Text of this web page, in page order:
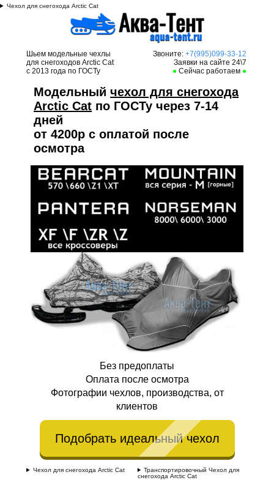
Чехол для снегохода Arctic Cat
Шьем модельные чехлы
для снегоходов Arctic Cat
с 2013 года по ГОСТу
Звоните:+7(995)099-33-12
Заявки на сайте 24\7
● Сейчас работаем ●
Модельныйчехол для снегохода
Arctic Cat по ГОСТу через 7-14
дней
от 4200р с оплатой после
осмотра
Без предоплаты
Оплата после осмотра
Фотографии чехлов, производства, от
клиентов
Подобрать идеальный чехол
Чехол для снегохода Arctic Cat
Транспортировочный Чехол для
снегохода Arctic Cat